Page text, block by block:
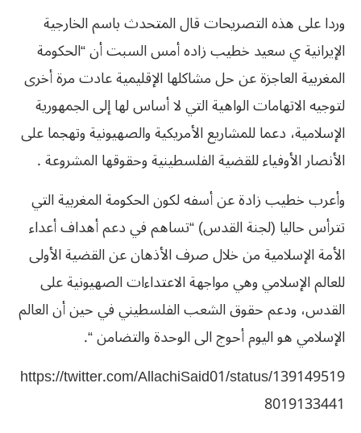
وردا على هذه التصريحات قال المتحدث باسم الخارجية
الإيرانية ي سعيد خطيب زاده أمس السبت أن “الحكومة
المغربية العاجزة عن حل مشاكلها الإقليمية عادت مرة أخرى
لتوجيه الاتهامات الواهية التي لا أساس لها إلى الجمهورية
الإسلامية، دعما للمشاريع الأمريكية والصهيونية وتهجما على
الأنصار الأوفياء للقضية الفلسطينية وحقوقها المشروعة .
وأعرب خطيب زادة عن أسفه لكون الحكومة المغربية التي
تترأس حاليا (لجنة القدس) “تساهم في دعم أهداف أعداء
الأمة الإسلامية من خلال صرف الأذهان عن القضية الأولى
للعالم الإسلامي وهي مواجهة الاعتداءات الصهيونية على
القدس، ودعم حقوق الشعب الفلسطيني في حين أن العالم
الإسلامي هو اليوم أحوج الى الوحدة والتضامن “.
https://twitter.com/AllachiSaid01/status/139149519
8019133441